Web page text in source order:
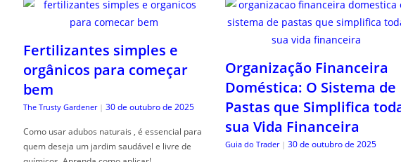
Fertilizantes simples e
orgânicos para começar
bem
The Trusty Gardener | 30 de outubro de 2025
Como usar adubos naturais , é essencial para
quem deseja um jardim saudável e livre de
Organização Financeira
Doméstica: O Sistema de
Pastas que Simplifica
sua Vida Financeira
Guia do Trader | 30 de outubro de 2025